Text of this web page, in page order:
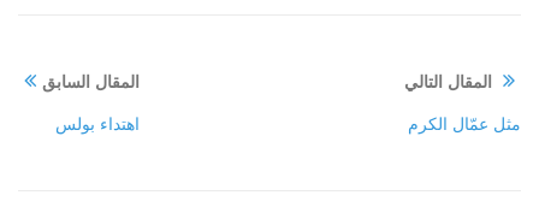
المقال السابق
اهتداء بولس
المقال التالي
مثل عمّال الكرم